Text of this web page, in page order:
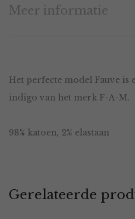
Meer informatie
Het perfecte model Fauve is
indigo van het merk F-A-M.
98% katoen, 2% elastaan
Gerelateerde